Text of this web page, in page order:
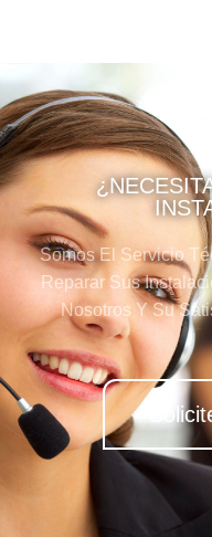
Somos El Servicio
Reparar Sus
Nosotros Y Su